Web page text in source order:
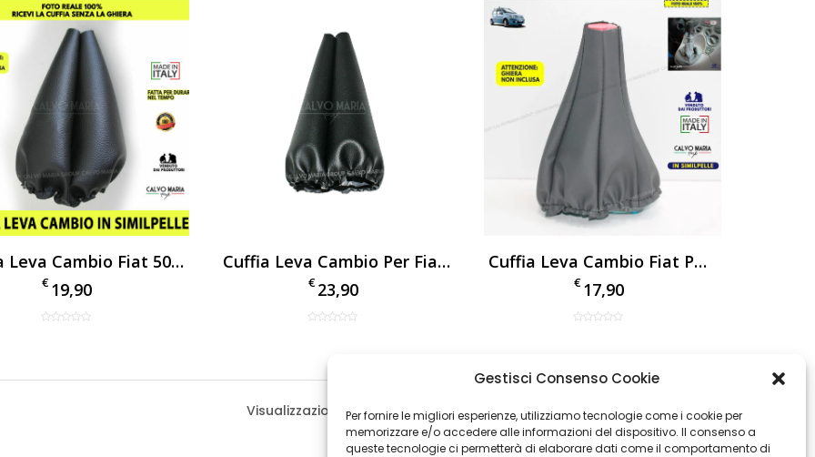
Gestisci Consenso Cookie
Per fornire le migliori esperienze, utilizziamo tecnologie come i cookie per
memorizzare e/o accedere alle informazioni del dispositivo. Il consenso a
queste tecnologie ci permetterà di elaborare dati come il comportamento di
Cuffia Leva Cambio Fiat 500 2007 Nero
19,90
€
Cuffia Leva Cambio Per Fiat Panda 141 (1986-2003) Similpelle Nera – Made In Italy
23,90
€
Cuffia Leva Cambio Fiat Panda 169 2003-2011 Grigio Similpelle
17,90
€
Cuffia Leva Cambio Fiat 500 2007 Nero
1 cuffia leva cambio in simil pelle ALTA QUALITÀ Made in Italy –per Fiat
Visualizzazione di 3 risultati